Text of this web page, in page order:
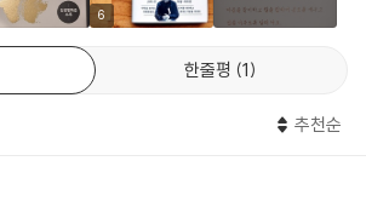
6
한줄평 1
추천순